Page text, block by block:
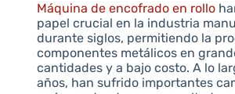
Máquina de encofrado en rollo
papel crucial en la industria
durante siglos, permitiendo la
componentes metálicos en
cantidades y a bajo costo. A lo
años, han sufrido importantes